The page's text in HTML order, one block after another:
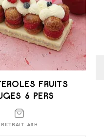
FRUITS
6 PERS
RETRAIT 48H